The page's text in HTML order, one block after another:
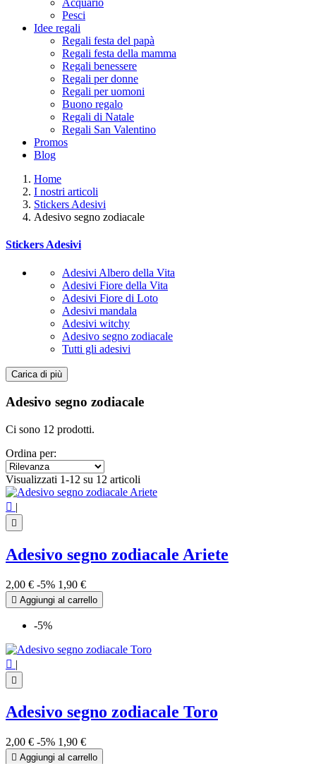
Acquario
Pesci
Idee regali
Regali festa del papà
Regali festa della mamma
Regali benessere
Regali per donne
Regali per uomoni
Buono regalo
Regali di Natale
Regali San Valentino
Promos
Blog
Home
I nostri articoli
Stickers Adesivi
Adesivo segno zodiacale
Stickers Adesivi
Adesivi Albero della Vita
Adesivi Fiore della Vita
Adesivi Fiore di Loto
Adesivi mandala
Adesivi witchy
Adesivo segno zodiacale
Tutti gli adesivi
Cancella filtri
€
Segno zodiacale
Visualizza i prodotti a12
Carica di più
Adesivo segno zodiacale
Ci sono 12 prodotti.
Ordina per:
Visualizzati 1-12 su 12 articoli
 |

Adesivo segno zodiacale Ariete
2,00 € -5% 1,90 €
 Aggiungi al carrello
-5%
 |

Adesivo segno zodiacale Toro
2,00 € -5% 1,90 €
 Aggiungi al carrello